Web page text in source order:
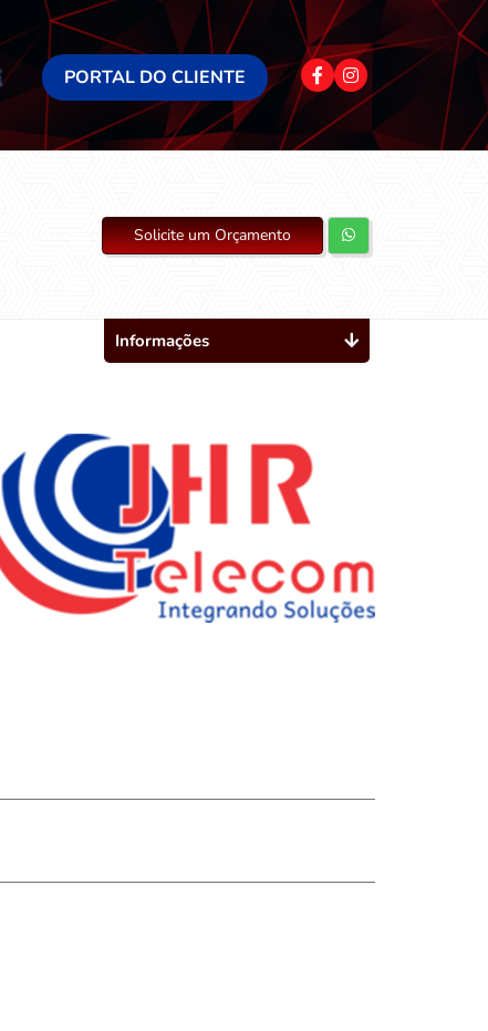
PORTAL DO CLIENTE
Solicite um Orçamento
Informações